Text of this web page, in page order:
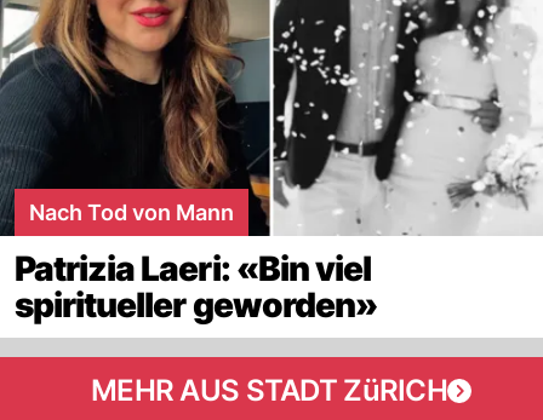
Nach Tod von Mann
Patrizia Laeri: «Bin viel
spiritueller geworden»
MEHR AUS STADT ZüRICH